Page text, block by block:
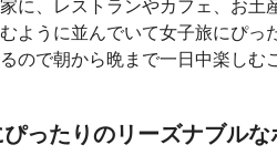
に、レストランやカフェ、お
ように並んでいて女子旅にぴ
ので朝から晩まで一日中楽しむ
ったりのリーズナブル